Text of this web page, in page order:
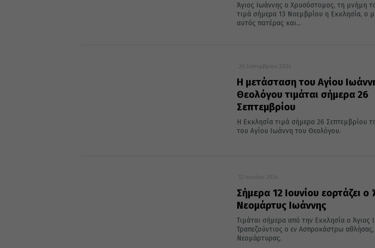
Άγιος Ιωάννης ο Χρυσόστομος, τη μνήμη
τιμά σήμερα 13 Νοεμβρίου η Εκκλησία, ο
αυτός πατέρας και...
26 Σεπτεμβρίου 2024
Η μετάσταση του Αγίου
Θεολόγου τιμάται σήμερα 26
Σεπτεμβρίου
Η Εκκλησία τιμά σήμερα 26 Σεπτεμβρίου
του Αγίου Ιωάννη του Θεολόγου.
12 Ιουνίου 2024
Σήμερα 12 Ιουνίου εορτάζει ο
Νεομάρτυς Ιωάννης
Τιμάται σήμερα από την Εκκλησία ο Άγιος
Τραπεζούντιος ο εν Ασπροκάστρω
Νεομάρτυρας.